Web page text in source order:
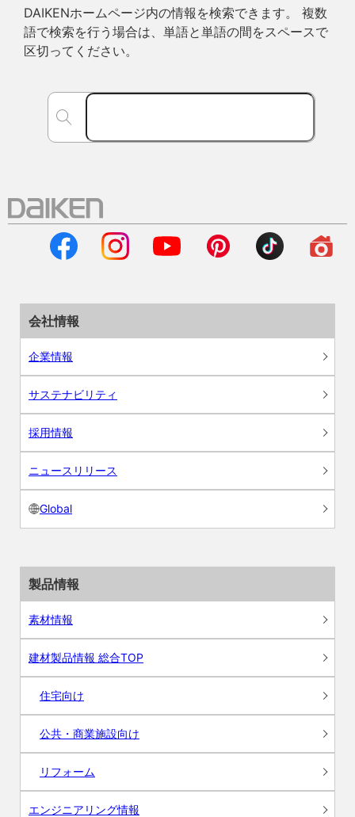
DAIKENホームページ内の情報を検索できます。 複数
語で検索を行う場合は、単語と単語の間をスペースで
区切ってください。
会社情報
企業情報
サステナビリティ
採用情報
ニュースリリース
Global
製品情報
素材情報
建材製品情報 総合TOP
住宅向け
公共・商業施設向け
リフォーム
エンジニアリング情報